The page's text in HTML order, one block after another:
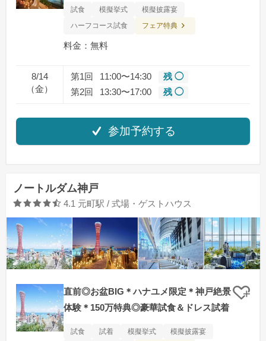
試食 模擬挙式
模擬披露宴
ハーフコース試食
フェア特典
料金：無料
8/14
（金）
第1回 11:00〜14:30
残 ◯
第2回
13:30〜17:00 残 ◯
参加予約する
ノートルダム神戸
口コミ評価
4.1 元町駅 / 式場・ゲストハウス
直前◎お盆BIG＊ハナユメ限定＊神戸絶景
体験＊150万特典◎豪華試食＆ドレス試着
クリ
試食 試着 模擬挙式
模擬披露宴